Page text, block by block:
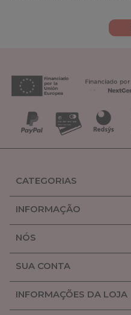
CATEGORIAS
INFORMAÇÃO
NÓS
SUA CONTA
INFORMAÇÕES DA LOJA